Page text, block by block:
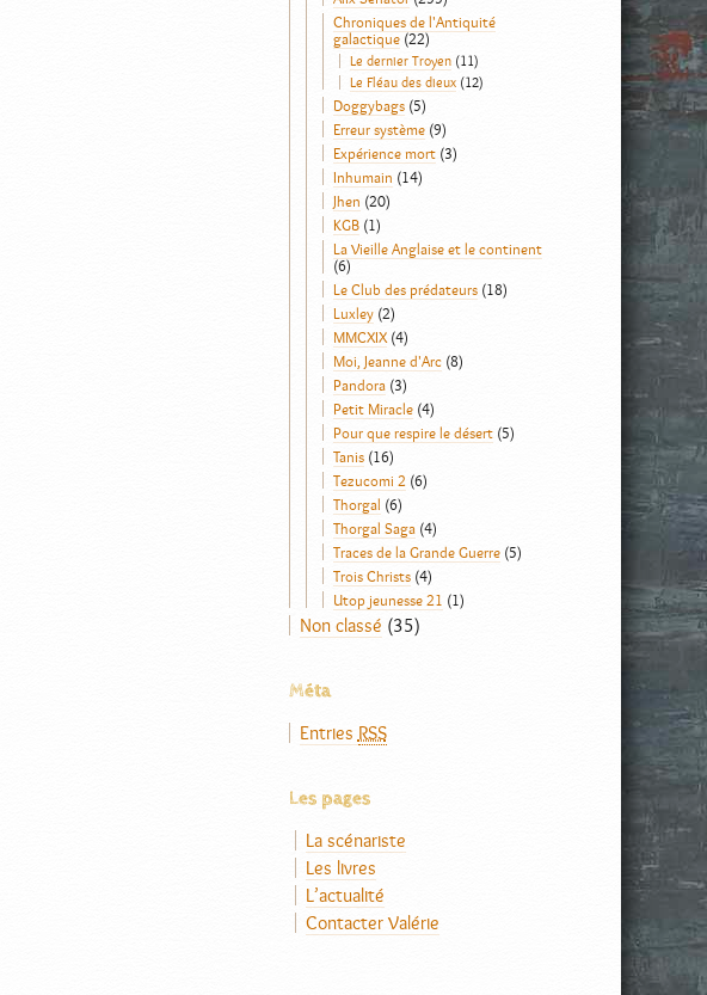
Chroniques de l'Antiquité
galactique(22)
Le dernier Troyen(11)
Le Fléau des dieux(12)
Doggybags(5)
Erreur système(9)
Expérience mort(3)
Inhumain (14)
Jhen (20)
KGB(1)
La Vieille Anglaise et le continent
(6)
Le Club des prédateurs(18)
Luxley(2)
MMCXIX(4)
Moi, Jeanne d'Arc(8)
Pandora(3)
Petit Miracle(4)
Pour que respire le désert(5)
Tanis(16)
Tezucomi 2 (6)
Thorgal (6)
Thorgal Saga(4)
Traces de la Grande Guerre(5)
Trois Christs(4)
Utop jeunesse 21 (1)
Non classé (35)
Méta
Entries RSS
Les pages
La scénariste
Les livres
L’actualité
Contacter Valérie